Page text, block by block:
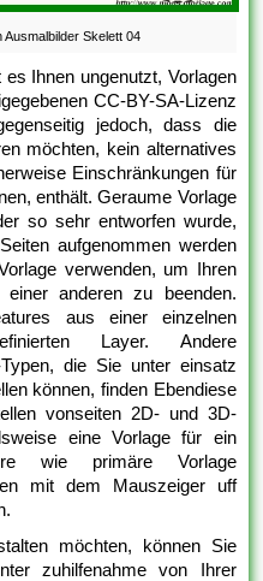
Skelett 04
Ihnen ungenutzt, Vorlagen
CC-BY-SA-Lizenz
jedoch, dass die
möchten, kein alternatives
Einschränkungen für
enthält. Geraume Vorlage
so sehr entworfen wurde,
aufgenommen werden
verwenden, um Ihren
anderen zu beenden.
aus einer einzelnen
Layer. Andere
die Sie unter einsatz
können, finden Ebendiese
vonseiten 2D- und 3D-
eine Vorlage für ein
wie primäre Vorlage
mit dem Mauszeiger uff
möchten, können Sie
zuhilfenahme von Ihrer